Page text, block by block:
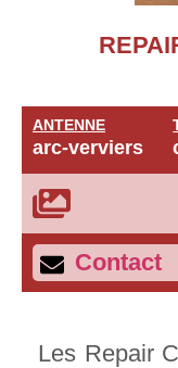
ANTENNE
arc-verviers
Contact
Les Repair